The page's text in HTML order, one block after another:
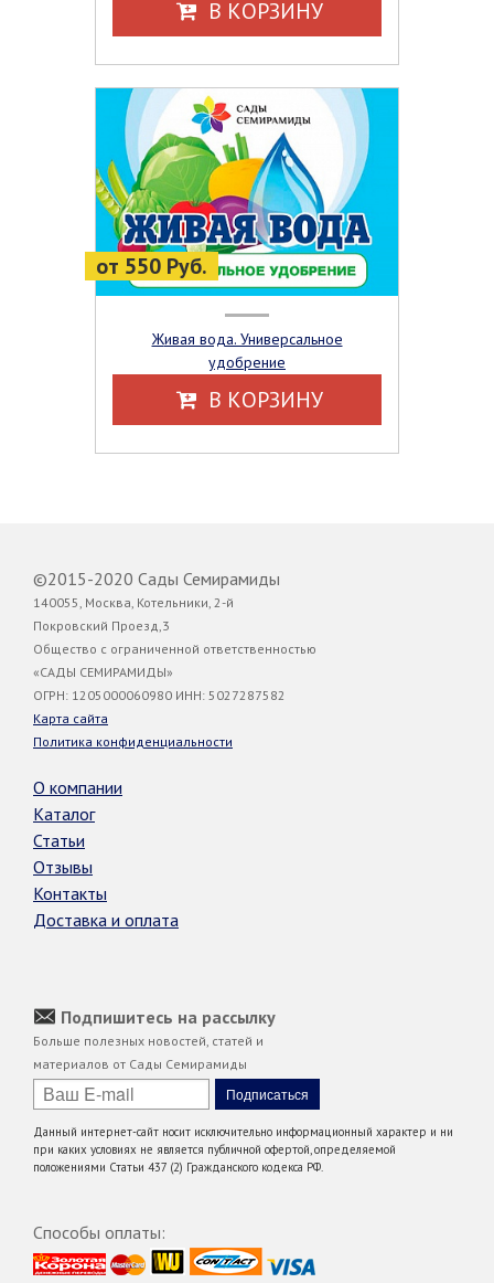
В КОРЗИНУ
от 550 Руб.
Живая вода. Универсальное
удобрение
В КОРЗИНУ
©2015-2020 Сады Семирамиды
140055, Москва, Котельники, 2-й
Покровский Проезд,3
Общество с ограниченной ответственностью
«САДЫ СЕМИРАМИДЫ»
ОГРН: 1205000060980 ИНН: 5027287582
Карта сайта
Политика конфиденциальности
О компании
Каталог
Статьи
Отзывы
Контакты
Доставка и оплата
Подпишитесь на рассылку
Больше полезных новостей, статей и
материалов от Сады Семирамиды
Данный интернет-сайт носит исключительно информационный характер и ни
при каких условиях не является публичной офертой, определяемой
положениями Статьи 437 (2) Гражданского кодекса РФ.
Способы оплаты: